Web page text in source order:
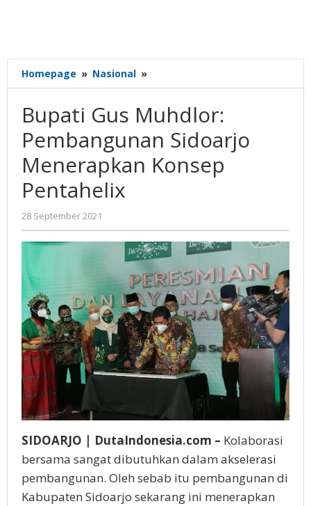
Homepage » Nasional »
Gus
Pembangunan
Sidoarjo
Menerapkan
Konsep
Pentahelix
Bupati Gus Muhdlor:
Pembangunan Sidoarjo
Menerapkan Konsep
Pentahelix
28 September 2021
Nilna
Niswah
SIDOARJO | DutaIndonesia.com – Kolaborasi
bersama sangat dibutuhkan dalam akselerasi
pembangunan. Oleh sebab itu pembangunan di
Kabupaten Sidoarjo sekarang ini menerapkan